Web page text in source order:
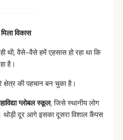
मिलाविकास
थी, वैसे-वैसे हमें एहसास हो रहा था कि
है।
की पहचान बन चुका है।
ग्लोबलस्कूल, जिसे स्थानीय लोग
थोड़ी दूर आगे इसका दूसरा विशाल कैंपस